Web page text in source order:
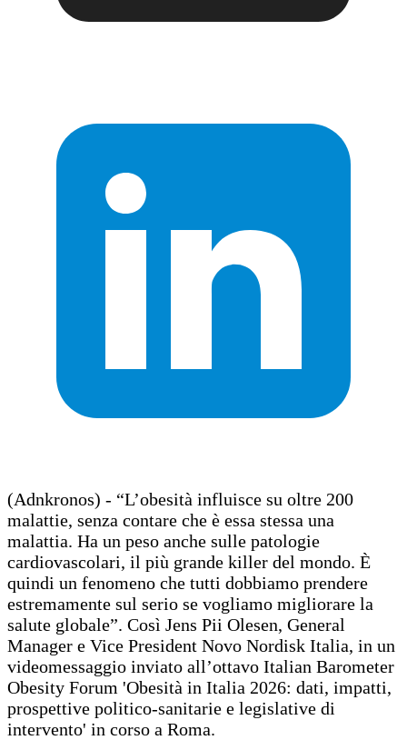
(Adnkronos) - “L’obesità influisce su oltre 200
malattie, senza contare che è essa stessa una
malattia. Ha un peso anche sulle patologie
cardiovascolari, il più grande killer del mondo. È
quindi un fenomeno che tutti dobbiamo prendere
estremamente sul serio se vogliamo migliorare la
salute globale”. Così Jens Pii Olesen, General
Manager e Vice President Novo Nordisk Italia, in un
videomessaggio inviato all’ottavo Italian Barometer
Obesity Forum 'Obesità in Italia 2026: dati, impatti,
prospettive politico-sanitarie e legislative di
intervento' in corso a Roma.